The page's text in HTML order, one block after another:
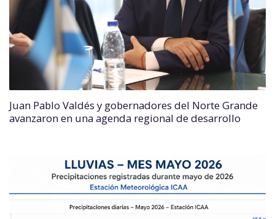
Juan Pablo Valdés y gobernadores del Norte Grande
avanzaron en una agenda regional de desarrollo